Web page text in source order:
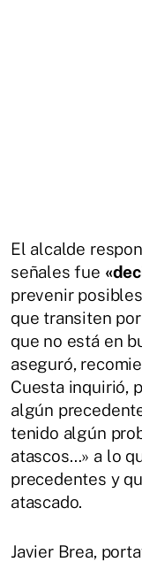
El alcalde
señales fue
prevenir
que transiten
que no está en
aseguró,
Cuesta inquirió,
algún
tenido algún
atascos…» a lo
precedentes y
atascado.
Javier Brea,